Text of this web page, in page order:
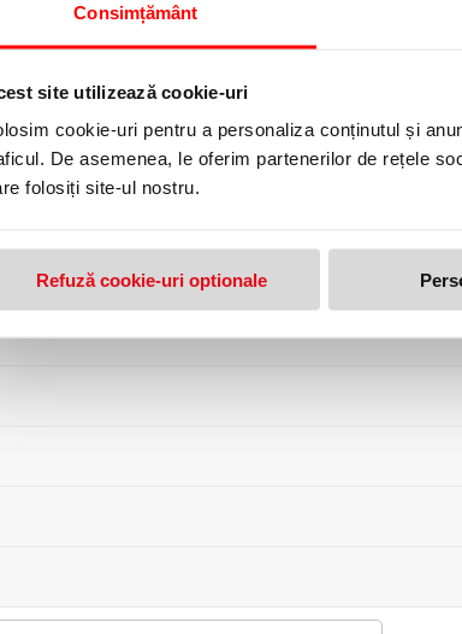
Consimțământ
site utilizează cookie-uri
cookie-uri pentru a personaliza conținutul și
De asemenea, le oferim partenerilor de rețele
folosiți site-ul nostru.
Refuză cookie-uri optionale